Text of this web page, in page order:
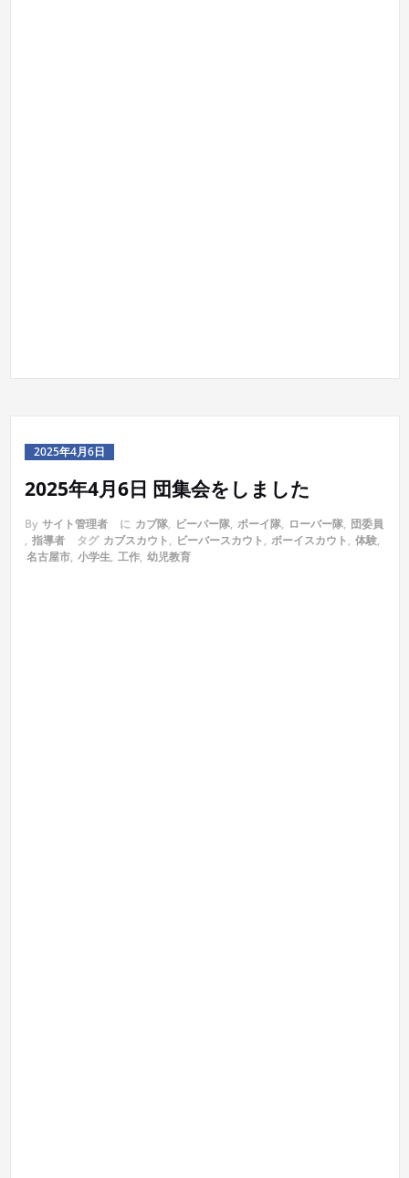
2025年4月6日
2025年4月6日 団集会をしました
By サイト管理者 に カブ隊, ビーバー隊, ボーイ隊, ローバー隊, 団委員
, 指導者 タグ カブスカウト, ビーバースカウト, ボーイスカウト, 体験,
名古屋市, 小学生, 工作, 幼児教育